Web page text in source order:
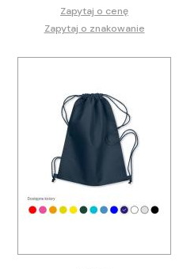
Zapytaj o cenę
Zapytaj o znakowanie